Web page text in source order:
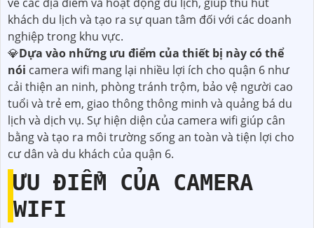
khách du lịch và tạo ra sự quan tâm đối với các doanh
nghiệp trong khu vực.
💎Dựa vào những ưu điểm của thiết bị này có thể
nói camera wifi mang lại nhiều lợi ích cho quận 6 như
cải thiện an ninh, phòng tránh trộm, bảo vệ người cao
tuổi và trẻ em, giao thông thông minh và quảng bá du
lịch và dịch vụ. Sự hiện diện của camera wifi giúp cân
bằng và tạo ra môi trường sống an toàn và tiện lợi cho
cư dân và du khách của quận 6.
ƯU ĐIỂM CỦA CAMERA
WIFI